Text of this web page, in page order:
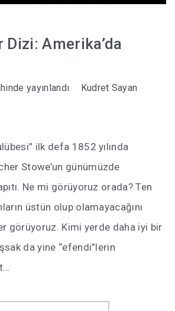
Dizi: Amerika’da
yayınlandı
Kudret Sayan
ilk defa 1852 yılında
Stowe’un günümüzde
Ne mi görüyoruz orada? Ten
üstün olup olamayacağını
görüyoruz. Kimi yerde daha iyi bir
da yine “efendi”lerin